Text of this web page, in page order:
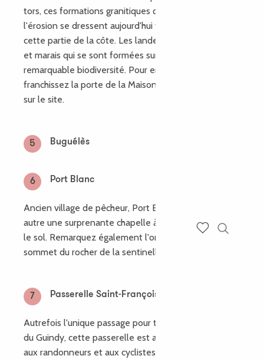
tors, ces formations granitiques qui ayant résisté à
l'érosion se dressent aujourd'hui fièrement sur toute
cette partie de la côte. Les landes, cordons de galets
et marais qui se sont formées sur ce site abritent une
remarquable biodiversité. Pour en apprendre plus,
franchissez la porte de la Maison du Littoral située
sur le site.
5 Buguélès
6 Port Blanc
Ancien village de pêcheur, Port Blanc abrite entre
autre une surprenante chapelle à demi enterrée dans
le sol. Remarquez également l'oratoire construit au
sommet du rocher de la sentinelle.
7 Passerelle Saint-François
Autrefois l'unique passage pour traverser l'estuaire
du Guindy, cette passerelle est aujourd'hui réservée
aux randonneurs et aux cyclistes. A l'époque, il fallait